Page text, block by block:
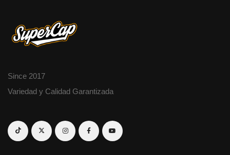
Since 2017
Variedad y Calidad Garantizada